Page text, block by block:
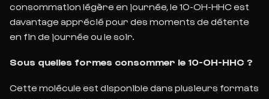
consommation légère en journée, le 10-OH-HHC est
davantage apprécié pour des moments de détente
en fin de journée ou le soir.
Sous quelles formes consommer le 10-OH-HHC ?
Cette molécule est disponible dans plusieurs formats